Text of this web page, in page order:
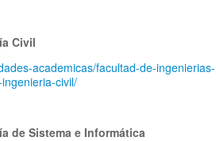
Civil
academicas/facultad-de-ingenierias-
civil/
de Sistema e Informática